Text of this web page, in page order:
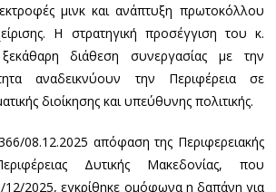
μινκ και ανάπτυξη πρωτοκόλλου
Η στρατηγική προσέγγιση του κ.
διάθεση συνεργασίας με την
αναδεικνύουν την Περιφέρεια σε
διοίκησης και υπεύθυνης πολιτικής.
08.12.2025 απόφαση της Περιφερειακής
Δυτικής Μακεδονίας, που
12/2025, εγκρίθηκε ομόφωνα η δαπάνη για